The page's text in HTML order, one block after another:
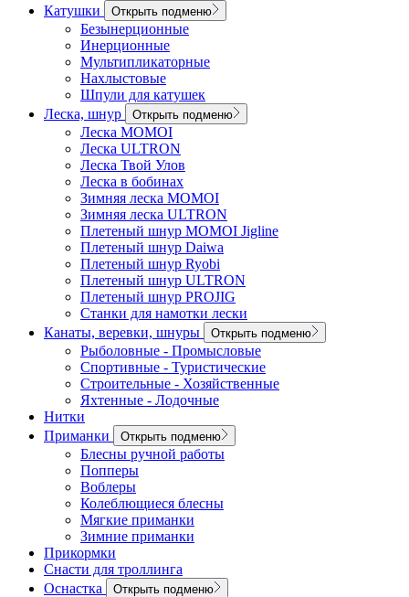
Катушки
Открыть подменю
Безынерционные
Инерционные
Мультипликаторные
Нахлыстовые
Шпули для катушек
Леска, шнур
Открыть подменю
Леска MOMOI
Леска ULTRON
Леска Твой Улов
Леска в бобинах
Зимняя леска MOMOI
Зимняя леска ULTRON
Плетеный шнур MOMOI Jigline
Плетеный шнур Daiwa
Плетеный шнур Ryobi
Плетеный шнур ULTRON
Плетеный шнур PROJIG
Станки для намотки лески
Канаты, веревки, шнуры
Открыть подменю
Рыболовные - Промысловые
Спортивные - Туристические
Строительные - Хозяйственные
Яхтенные - Лодочные
Нитки
Приманки
Открыть подменю
Блесны ручной работы
Попперы
Воблеры
Колеблющиеся блесны
Мягкие приманки
Зимние приманки
Прикормки
Снасти для троллинга
Оснастка
Открыть подменю